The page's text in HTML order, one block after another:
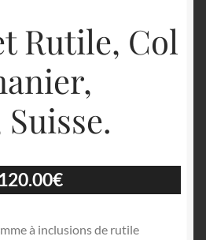
Rutile, Col
120.00€
à inclusions de rutile